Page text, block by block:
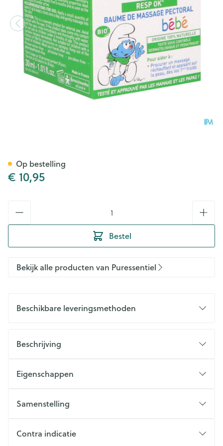
€ 10,95
Bestel
Op bestelling
Bekijk alle producten van Puressentiel
Beschikbare leveringsmethoden
Beschrijving
Eigenschappen
Samenstelling
Contra indicatie